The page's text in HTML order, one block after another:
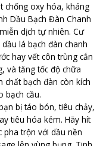
chống oxy hóa, kháng
Dầu Bạch Đàn Chanh
dịch tự nhiên. Cư
lá bạch đàn chanh
hay vết côn trùng cắn
và tăng tốc độ chữa
bạch đàn còn kích
bạch cầu.
bị táo bón, tiêu chảy,
tiêu hóa kém. Hãy hít
pha trộn với dầu nền